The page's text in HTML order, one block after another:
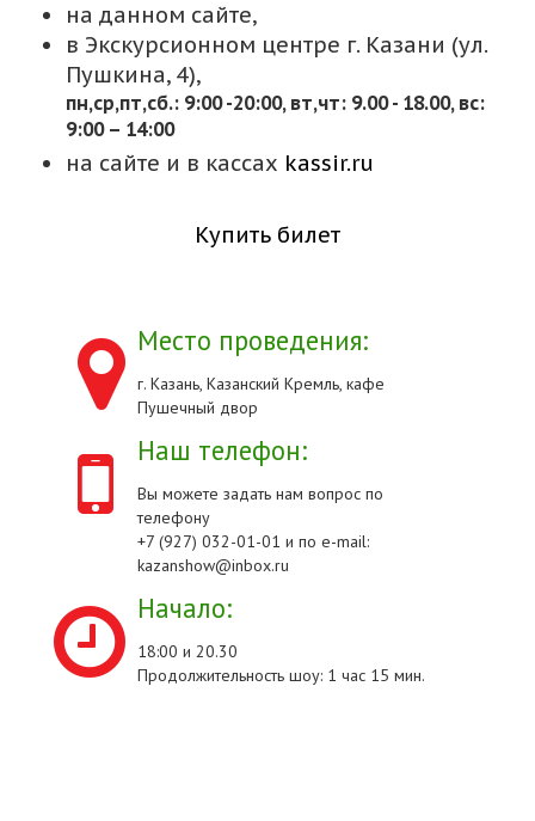
на данном сайте,
в Экскурсионном центре г. Казани (ул.
Пушкина, 4),
пн,cр,пт,сб.: 9:00 -20:00, вт,чт: 9.00 - 18.00, вс:
9:00 – 14:00
на сайте и в кассах kassir.ru
Купить билет
Место проведения:
г. Казань, Казанский Кремль, кафе
Пушечный двор
Наш телефон:
Вы можете задать нам вопрос по
телефону
+7 (927) 032-01-01 и по e-mail:
kazanshow@inbox.ru
Начало:
18:00 и 20.30
Продолжительность шоу: 1 час 15 мин.